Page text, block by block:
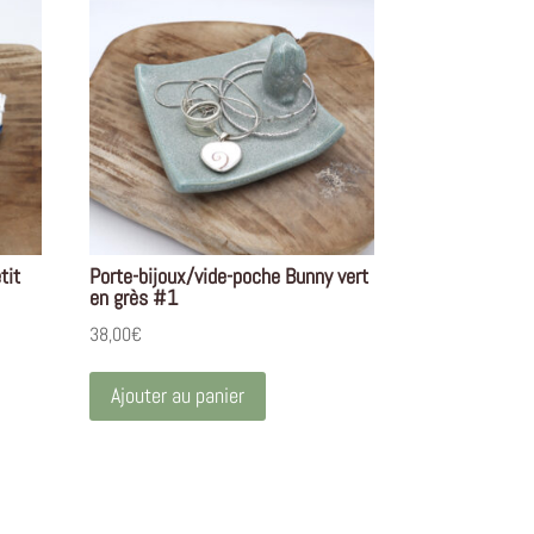
Porte-bijoux/vide-poche Bunny vert
en grès #1
38,00€
Ajouter au panier